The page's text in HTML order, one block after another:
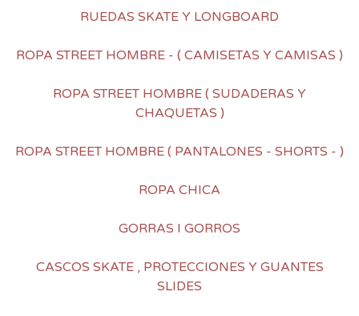
RUEDAS SKATE Y LONGBOARD
ROPA STREET HOMBRE - ( CAMISETAS Y CAMISAS )
ROPA STREET HOMBRE ( SUDADERAS Y
CHAQUETAS )
ROPA STREET HOMBRE ( PANTALONES - SHORTS - )
ROPA CHICA
GORRAS I GORROS
CASCOS SKATE , PROTECCIONES Y GUANTES
SLIDES